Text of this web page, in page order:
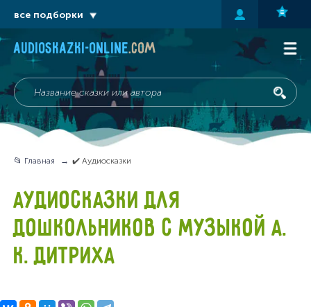
audioskazki-online.com
📂 Главная ✔️ Аудиосказки
АУДИОСКАЗКИ ДЛЯ
ДОШКОЛЬНИКОВ С МУЗЫКОЙ А.
К. ДИТРИХА
все подборки